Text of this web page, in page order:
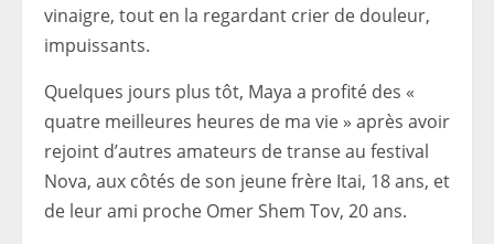
vinaigre, tout en la regardant crier de douleur,
impuissants.
Quelques jours plus tôt, Maya a profité des «
quatre meilleures heures de ma vie » après avoir
rejoint d’autres amateurs de transe au festival
Nova, aux côtés de son jeune frère Itai, 18 ans, et
de leur ami proche Omer Shem Tov, 20 ans.